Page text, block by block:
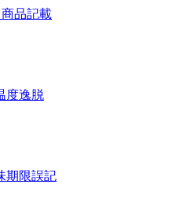
品記載
度逸脱
期限誤記